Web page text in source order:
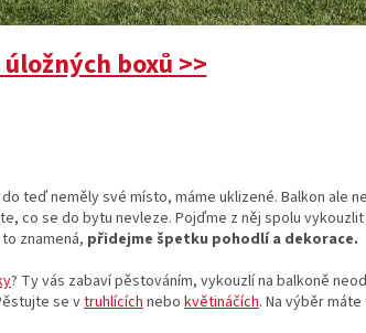
boxů >>
teď neměly své místo, máme uklizené. Balkon ale
co se do bytu nevleze. Pojďme z něj spolu
znamená, přidejme špetku pohodlí a dekorace.
? Ty vás zabaví pěstováním, vykouzlí na balkoně
se vtruhlícíchnebo květináčích. Na výběr